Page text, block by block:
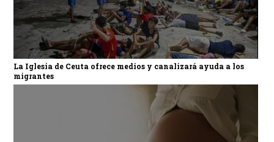
La Iglesia de Ceuta ofrece medios y canalizará ayuda a los
migrantes